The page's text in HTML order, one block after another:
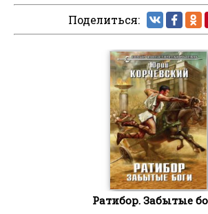
Поделиться:
Ратибор. Забытые